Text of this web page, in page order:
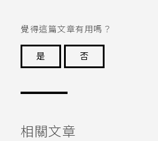
覺得這篇文章有用嗎？
是
否
相關文章